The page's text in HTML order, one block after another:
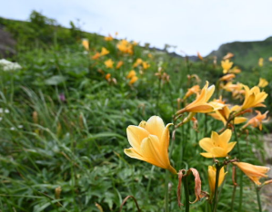
山
を
彩
る
花々
た
ち
へ
の